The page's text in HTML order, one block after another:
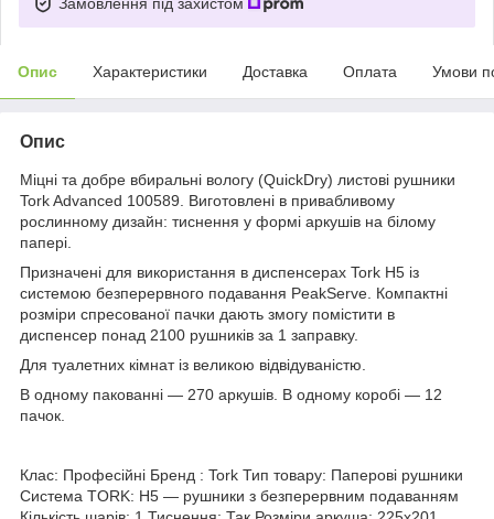
Опис Характеристики Доставка Оплата Умови
Опис
Міцні та добре вбиральні вологу (QuickDry) листові рушники
Tork Advanced 100589. Виготовлені в привабливому
рослинному дизайн: тиснення у формі аркушів на білому
папері.
Призначені для використання в диспенсерах Tork H5 із
системою безперервного подавання PeakServe. Компактні
розміри спресованої пачки дають змогу помістити в
диспенсер понад 2100 рушників за 1 заправку.
Для туалетних кімнат із великою відвідуваністю.
В одному пакованні — 270 аркушів. В одному коробі — 12
пачок.
Клас: Професійні Бренд : Tork Тип товару: Паперові рушники
Система TORK: H5 — рушники з безперервним подаванням